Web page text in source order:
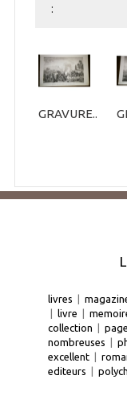
:
GRAVURE...
livres |
| livre |
collection |
nombreuses |
excellent |
editeurs |